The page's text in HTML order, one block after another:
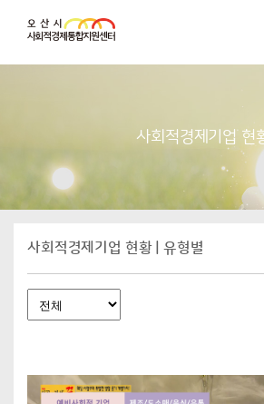
사회적경제기업 현
사회적경제기업 현황 | 유형별